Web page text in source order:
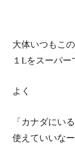
大体いつもこ
１Lをスーパー
よく
「カナダにい
使えていいなー